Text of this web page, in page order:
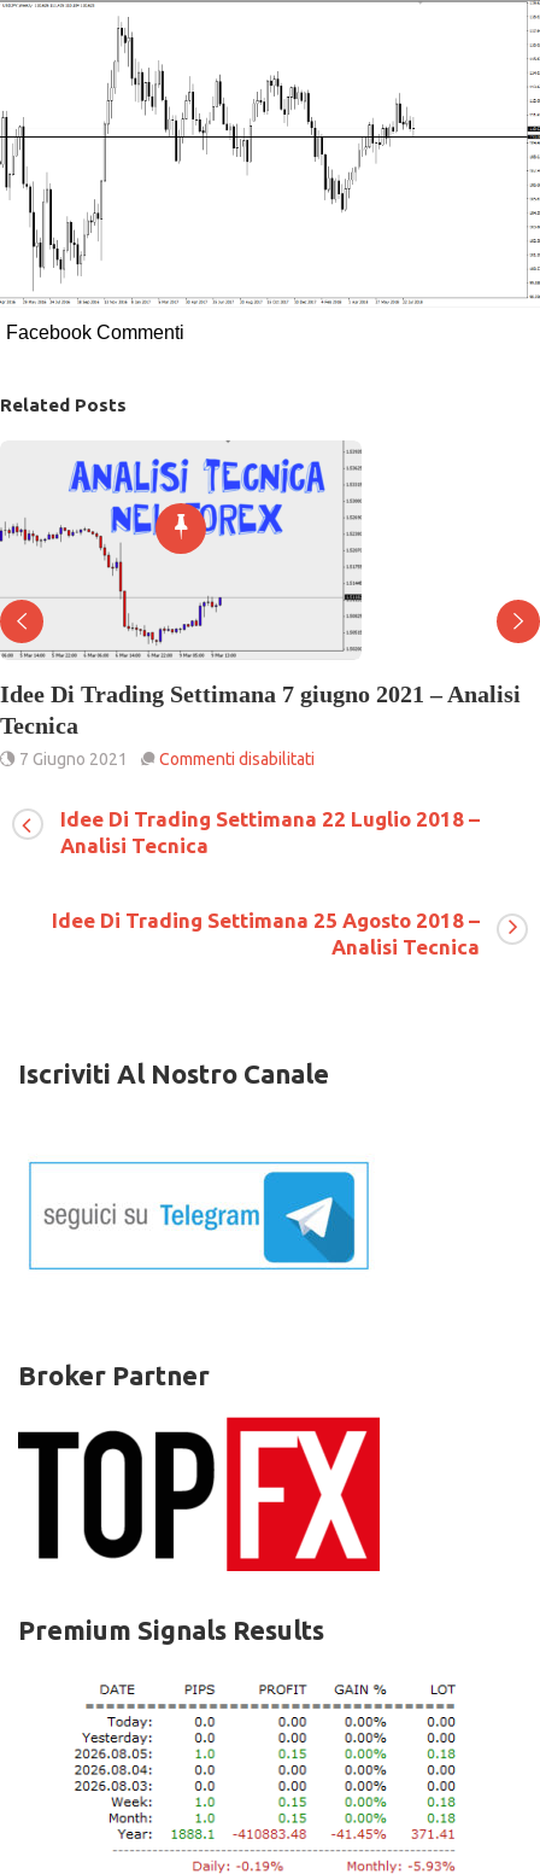
Facebook Commenti
Related Posts
Idee Di Trading Settimana 7 giugno 2021 – Analisi
Tecnica
7 Giugno 2021 Commenti disabilitati
Trading
2021
–
Analisi
Idee Di Trading Settimana 22 Luglio 2018 –
Analisi Tecnica
Idee Di Trading Settimana 25 Agosto 2018 –
Analisi Tecnica
Iscriviti Al Nostro Canale
Broker Partner
Premium Signals Results